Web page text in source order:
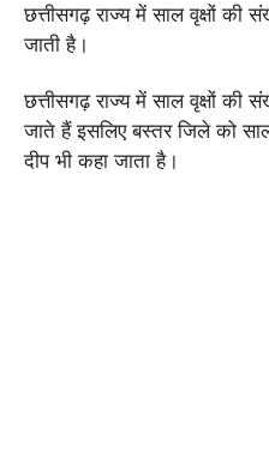
छत्तीसगढ़ राज्य में साल वृक्षों की
जाती है।
छत्तीसगढ़ राज्य में साल वृक्षों की
जाते हैं इसलिए बस्तर जिले को
दीप भी कहा जाता है।